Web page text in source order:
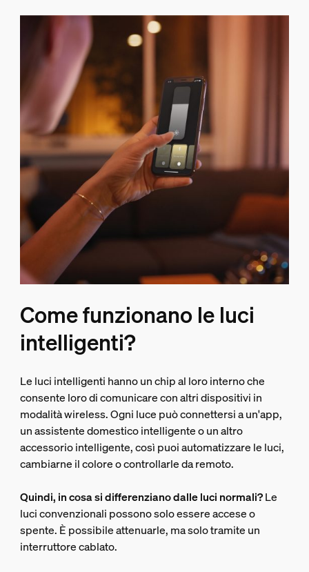
Come funzionano le luci
intelligenti?
Le luci intelligenti hanno un chip al loro interno che
consente loro di comunicare con altri dispositivi in
modalità wireless. Ogni luce può connettersi a un'app,
un assistente domestico intelligente o un altro
accessorio intelligente, così puoi automatizzare le luci,
cambiarne il colore o controllarle da remoto.
Quindi, in cosa si differenziano dalle luci normali?Le
luci convenzionali possono solo essere accese o
spente. È possibile attenuarle, ma solo tramite un
interruttore cablato.